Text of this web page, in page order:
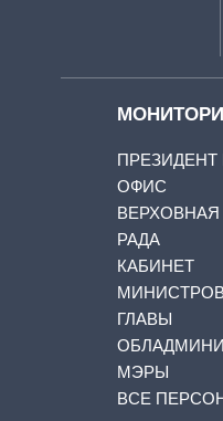
ПРЕЗИДЕНТ
ОФИС
ВЕРХОВНАЯ
РАДА
КАБИНЕТ
ГЛАВЫ
МЭРЫ
ВСЕ